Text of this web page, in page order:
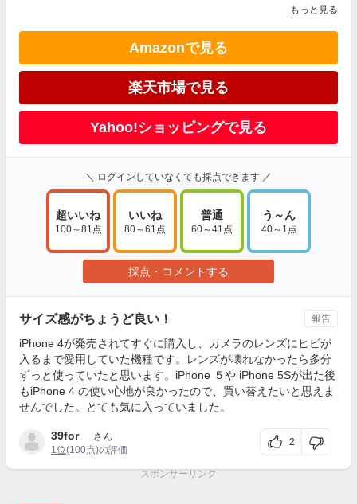
もっと見る
Amazonで見る
楽天市場で見る
Yahoo!ショッピングで見る
＼ ログインしていなくても採点できます ／
超いいね
100～81点
いいね
80～61点
普通
60～41点
う～ん
40～1点
採点・コメントする
サイズ感がちょうど良い！
iPhone 4が発売されてすぐに購入し、カメラのレンズにヒビが
入るまで愛用していた機種です。レンズが壊れなかったら多分
ずっと使っていたと思います。iPhone ５や iPhone 5Sが出た後
もiPhone 4 の使い心地が良かったので、買い替えたいと思えま
せんでした。とても気に入っていました。
39for
さん
1位(100点)の評価
2
報告
スポンサーリンク